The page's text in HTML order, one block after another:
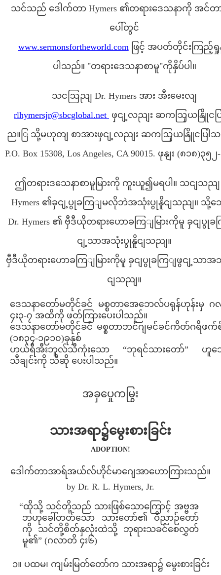
သင်သည် ဒေါက်တာ Hymers ၏တရားဒေသနာကို အင်တ
ပေါ်တွင်
www.sermonsfortheworld.comဖြင့် အပတ်တိုင်းကြည့်ရှု
ပါသည်။ "တရားဒေသနာစာမူ"ကိုနှိပ်ပါ။
သငဩညျ Dr. Hymers အား အီးမေးလျ
rlhymersjr@sbcglobal.net ဖှငျ့လညျး ဆကဩှယနြိူငပ
ည။ြ သို့မဟုတျ စာအားဖှငျ့လညျး ဆကဩှယနြိူငပြါ
P.O. Box 15308, Los Angeles, CA 90015. ဖုနျး (၈၁၈)၃၅
ဤတရားဒသေနာစာမူမြားကို ကူးယူ၍မရပါ။ သငျသညျ
Hymers ၏ခှငျ့ပွုခကြျမလိုဘဲအသုံးပွုနိူငျသညျ။ သို့သ
Dr. Hymers ၏ ဗှီဒီယိုတရားဟောခကြျမြားကိုမူ ခှငျပွုခ
ငျ့သာအသုံးပွုနိူငျသညျ။
ဗှီဒီယိုတရားဟောခကြျမြားကိုမူ ခှငျပွုခကြျဖွငျ့သာအ
ငျသညျ။
ဒေသနာတော်မတိုင်ခင် မစ္စတာအေဘေလ်ပရုန်ဟုန်းမှ
၄း၃-၇ အထိကို ဖတ်ကြားပေးပါသည်။
ဒေသနာတော်မတိုင်ခင် မစ္စတာဘင်ဂျမင်ခင်ကိတ်ဂရိဖက်
(၁၈၃၄-၁၉၁၀)ခုနှစ်
ဟယ်ရီအီးဘူလ်သီကုံးသော “ဘုရင်သားတော်” ဟူသေ
သီချင်းကို သီဆို ပေးပါသည်။
အခှပှေုကမြွး
သားအရာ၌မွေးစားခြင်း
ADOPTION!
ဒေါက်တာအာရ်အယ်လ်ဟိုင်မာဂျေအာဟောကြားသည်။
by Dr. R. L. Hymers, Jr.
“ထိုသို့ သင်တို့သည် သားဖြစ်သောကြောင့် အဗ္ဗအ
ဘဟုခေါ်တတ်သော သားတော်၏ ဝိညာဉ်တော်
ကို သင်တို့စိတ်နှလုံးထဲသို့ ဘုရားသခင်စေလွှတ်
မူ၏” (ဂလာတိ ၄း၆)
၁။ ပထမ၊ ကျမ်းမြတ်တော်က သားအရာ၌ မွေးစားခြင်း